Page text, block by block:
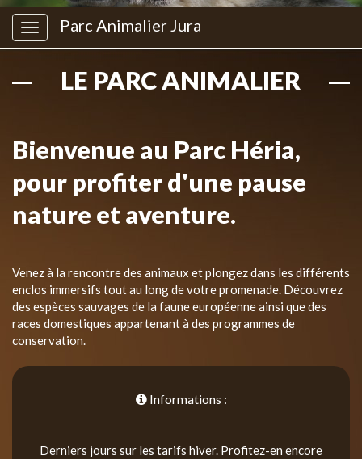
Parc Animalier Jura
LE PARC ANIMALIER
Bienvenue au Parc Héria,
pour profiter d'une pause
nature et aventure.
Venez à la rencontre des animaux et plongez dans les différents
enclos immersifs tout au long de votre promenade. Découvrez
des espèces sauvages de la faune européenne ainsi que des
races domestiques appartenant à des programmes de
conservation.
Informations :
Derniers jours sur les tarifs hiver. Profitez-en encore